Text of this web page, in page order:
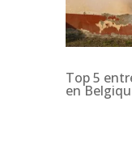
Top 5
en